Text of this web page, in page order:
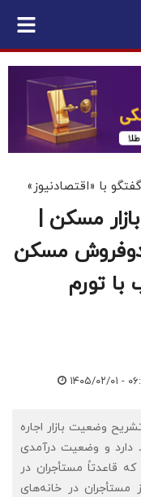
مسکن |
مسکن
با تورم
۰۲/۰۱ - ۰۶:۲۴
وضعیت بازار اجاره
و وضعیت درآمدی
قاعدتاً مستأجران در
مستأجران در خانه‌های